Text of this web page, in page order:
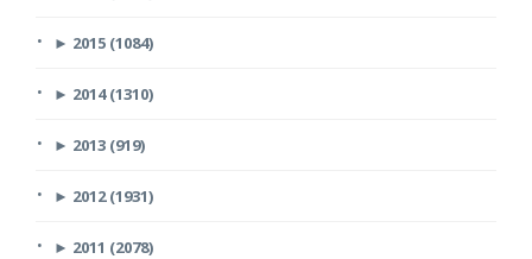
► 2015 (1084)
► 2014 (1310)
► 2013 (919)
► 2012 (1931)
► 2011 (2078)